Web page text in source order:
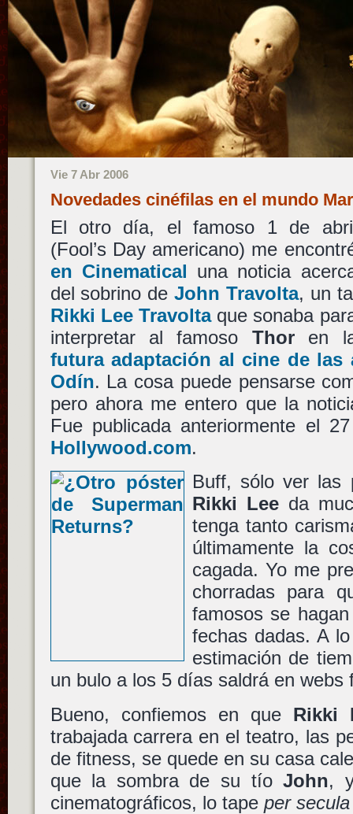
Vie 7 Abr 2006
Novedades cinéfilas en el mundo
El otro día, el famoso 1 de
(Fool’s Day americano) me
en Cinematical una noticia
del sobrino deJohn Travolta, un
Rikki Lee Travoltaque sonaba
interpretar al famoso Thoren
futura adaptación al cine de las
Odín. La cosa puede pensarse
pero ahora me entero que la
Fue publicada anteriormente el
Hollywood.com.
Buff, sólo ver las
Rikki Leeda
tenga tanto
últimamente la
cagada. Yo me
chorradas para
famosos se
fechas dadas. A
estimación de
un bulo a los 5 días saldrá en webs
Bueno, confiemos en que Rikki
trabajada carrera en el teatro, las
de fitness, se quede en su casa
que la sombra de su tíoJohn,
cinematográficos, lo tape per